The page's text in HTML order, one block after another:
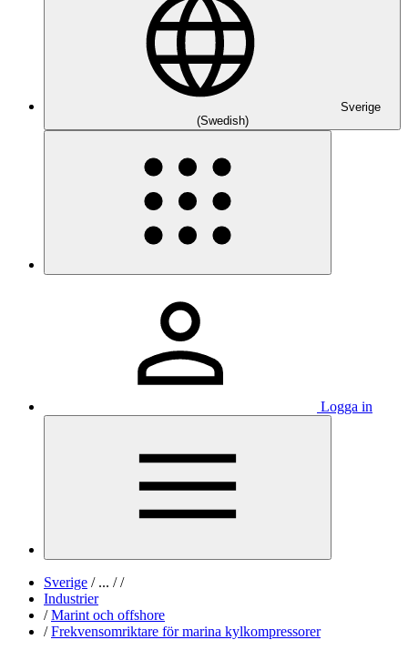
Sverige
(Swedish)
Logga in
Sverige /... / /
Industrier
/ Marint och offshore
/ Frekvensomriktare för marina kylkompressorer